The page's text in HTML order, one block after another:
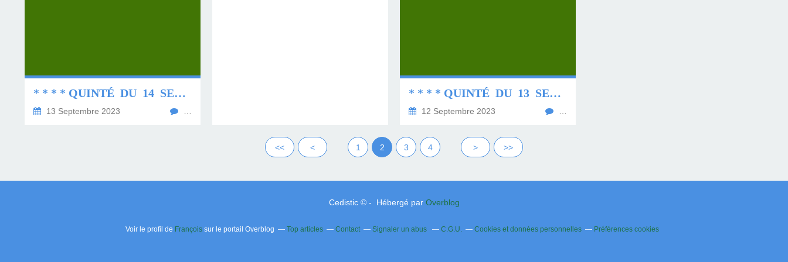
* * * * QUINTÉ DU 14 SEPTEMBRE 2023 * * * *
13 Septembre 2023
* * * * QUINTÉ DU 13 SEPTEMBRE 2023 * * * *
12 Septembre 2023
<< < 1 2 3 4 > >>
Cedistic © - Hébergé par Overblog
Voir le profil de François sur le portail Overblog Top articles Contact Signaler un abus C.G.U. Cookies et données personnelles Préférences cookies